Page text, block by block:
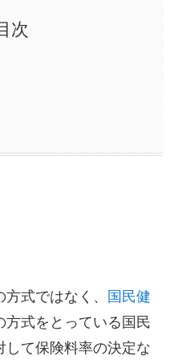
次
式ではなく、
国民健
方式をとっている国民
て保険料率の決定な